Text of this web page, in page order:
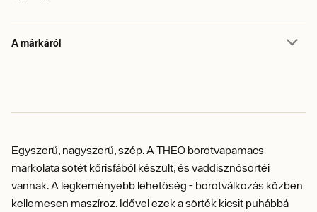
A márkáról
Egyszerű, nagyszerű, szép. A THEO borotvapamacs
markolata sötét kőrisfából készült, és vaddisznósörtéi
vannak. A legkeményebb lehetőség - borotválkozás közben
kellemesen maszíroz. Idővel ezek a sörték kicsit puhábbá